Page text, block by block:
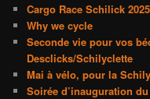
r
c
h
e
Cargo Race Schilick
Why we cycle
Seconde vie pour vos
Desclicks/Schilyclette
Mai à vélo, pour la
Soirée d’inauguration